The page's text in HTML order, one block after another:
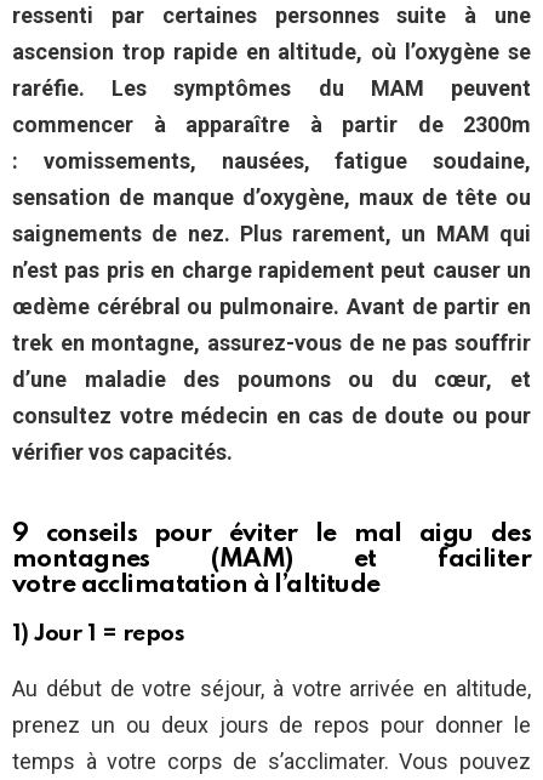
ressenti par certaines personnes suite à une
ascension trop rapide en altitude, où l’oxygène se
raréfie. Les symptômes du MAM peuvent
commencer à apparaître à partir de 2300m
: vomissements, nausées, fatigue soudaine,
sensation de manque d’oxygène, maux de tête ou
saignements de nez. Plus rarement, un MAM qui
n’est pas pris en charge rapidement peut causer un
œdème cérébral ou pulmonaire. Avant de partir en
trek en montagne, assurez-vous de ne pas souffrir
d’une maladie des poumons ou du cœur, et
consultez votre médecin en cas de doute ou pour
vérifier vos capacités.
9 conseils pour éviter le mal aigu des
montagnes (MAM) et faciliter
votre acclimatation à l’altitude
1) Jour 1 = repos
Au début de votre séjour, à votre arrivée en altitude,
prenez un ou deux jours de repos pour donner le
temps à votre corps de s’acclimater. Vous pouvez